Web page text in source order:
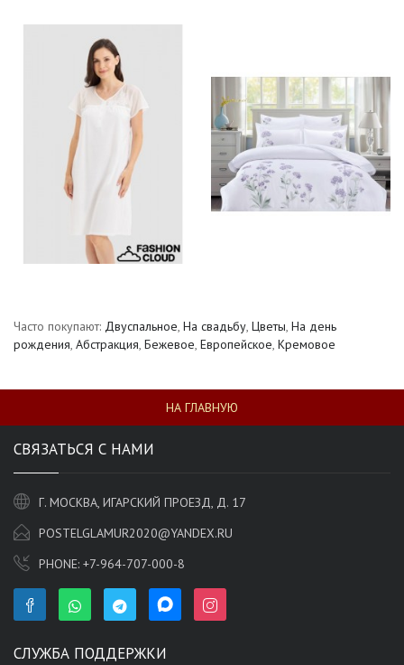
Часто покупают: Двуспальное, На свадьбу, Цветы, На день
рождения, Абстракция, Бежевое, Европейское, Кремовое
НА ГЛАВНУЮ
СВЯЗАТЬСЯ С НАМИ
Г. МОСКВА, ИГАРСКИЙ ПРОЕЗД, Д. 17
POSTELGLAMUR2020@YANDEX.RU
PHONE: +7-964-707-000-8
СЛУЖБА ПОДДЕРЖКИ